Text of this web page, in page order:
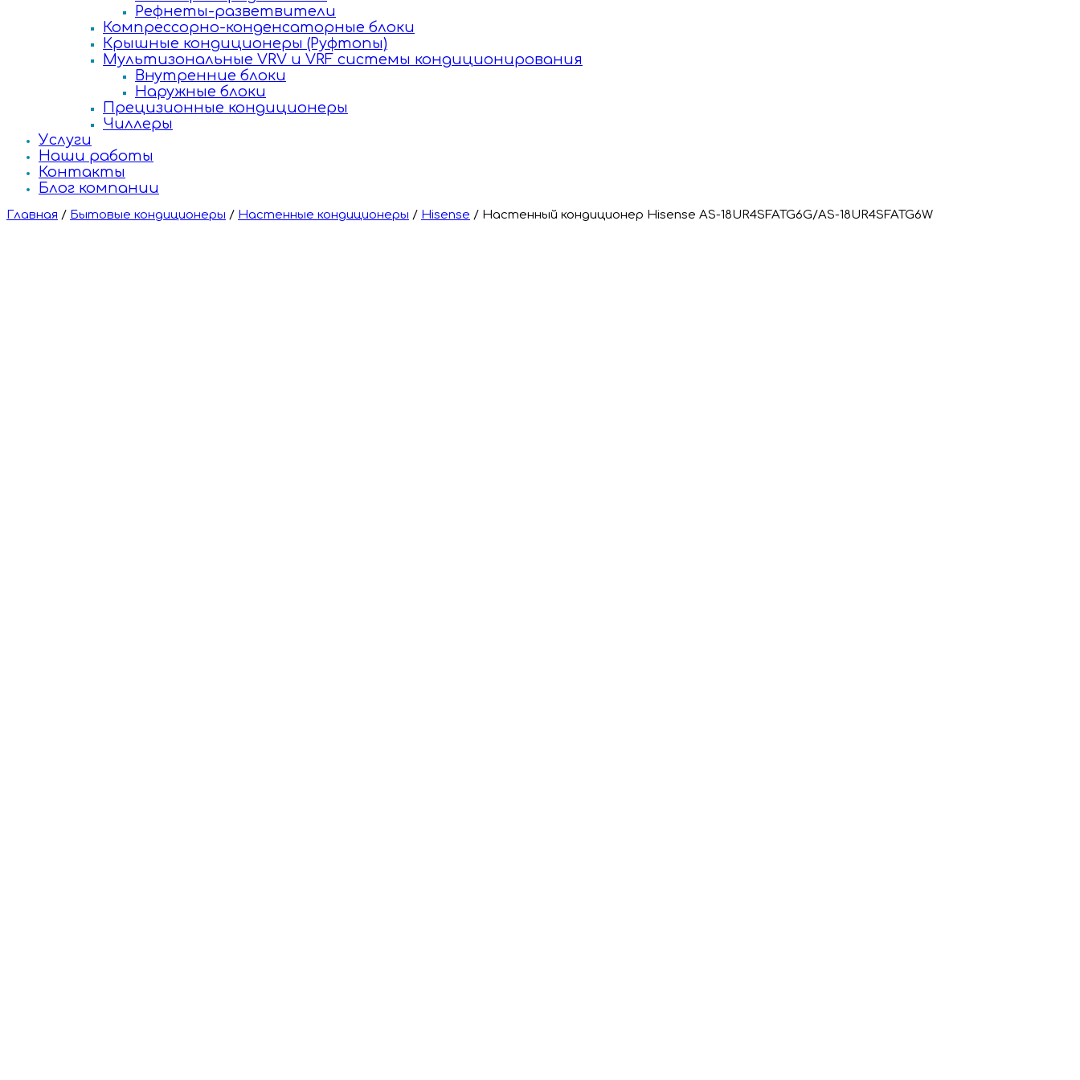
Рефнеты-разветвители
Компрессорно-конденсаторные блоки
Крышные кондиционеры (Руфтопы)
Мультизональные VRV и VRF системы кондиционирования
Внутренние блоки
Наружные блоки
Прецизионные кондиционеры
Чиллеры
Услуги
Наши работы
Контакты
Блог компании
Главная / Бытовые кондиционеры / Настенные кондиционеры / Hisense / Настенный кондиционер Hisense AS-18UR4SFATG6G/AS-18UR4SFATG6W